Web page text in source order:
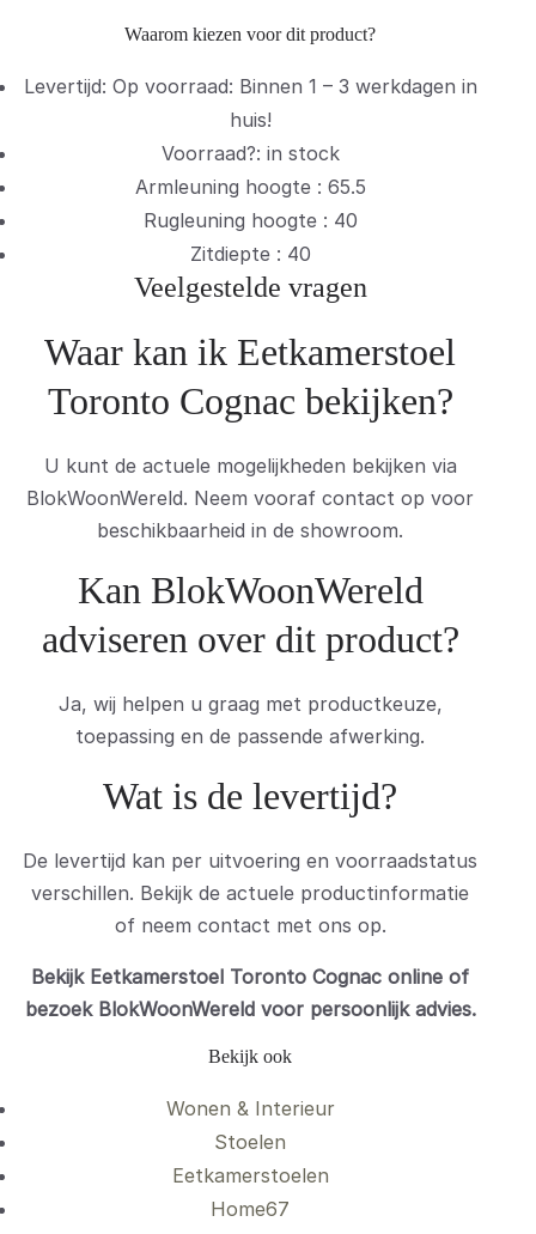
Waarom kiezen voor dit product?
Levertijd: Op voorraad: Binnen 1 – 3 werkdagen in
huis!
Voorraad?: in stock
Armleuning hoogte : 65.5
Rugleuning hoogte : 40
Zitdiepte : 40
Veelgestelde vragen
Waar kan ik Eetkamerstoel
Toronto Cognac bekijken?
U kunt de actuele mogelijkheden bekijken via
BlokWoonWereld. Neem vooraf contact op voor
beschikbaarheid in de showroom.
Kan BlokWoonWereld
adviseren over dit product?
Ja, wij helpen u graag met productkeuze,
toepassing en de passende afwerking.
Wat is de levertijd?
De levertijd kan per uitvoering en voorraadstatus
verschillen. Bekijk de actuele productinformatie
of neem contact met ons op.
Bekijk Eetkamerstoel Toronto Cognac online of
bezoek BlokWoonWereld voor persoonlijk advies.
Bekijk ook
Wonen & Interieur
Stoelen
Eetkamerstoelen
Home67